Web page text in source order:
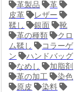
革製品
革
皮革
レザー
鞣し
銀面
靴
革の種類
クロ
ム鞣し
コラーゲ
ン
ハンドバッグ
なめし
加脂剤
革の加工
染色
原皮
染料